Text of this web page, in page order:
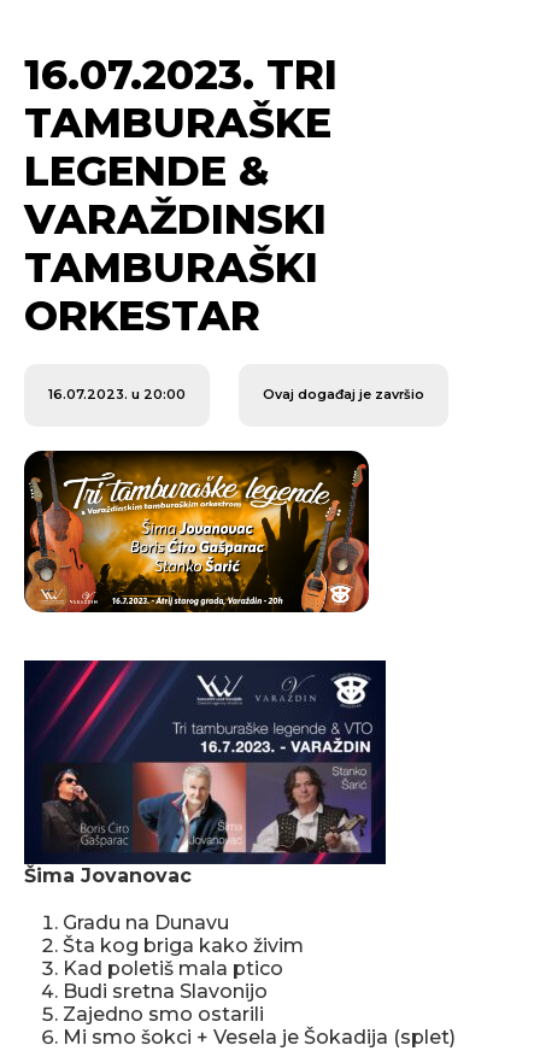
16.07.2023. TRI
TAMBURAŠKE
LEGENDE &
VARAŽDINSKI
TAMBURAŠKI
ORKESTAR
16.07.2023. u 20:00 Ovaj događaj je završio
Šima Jovanovac
Gradu na Dunavu
Šta kog briga kako živim
Kad poletiš mala ptico
Budi sretna Slavonijo
Zajedno smo ostarili
Mi smo šokci + Vesela je Šokadija (splet)